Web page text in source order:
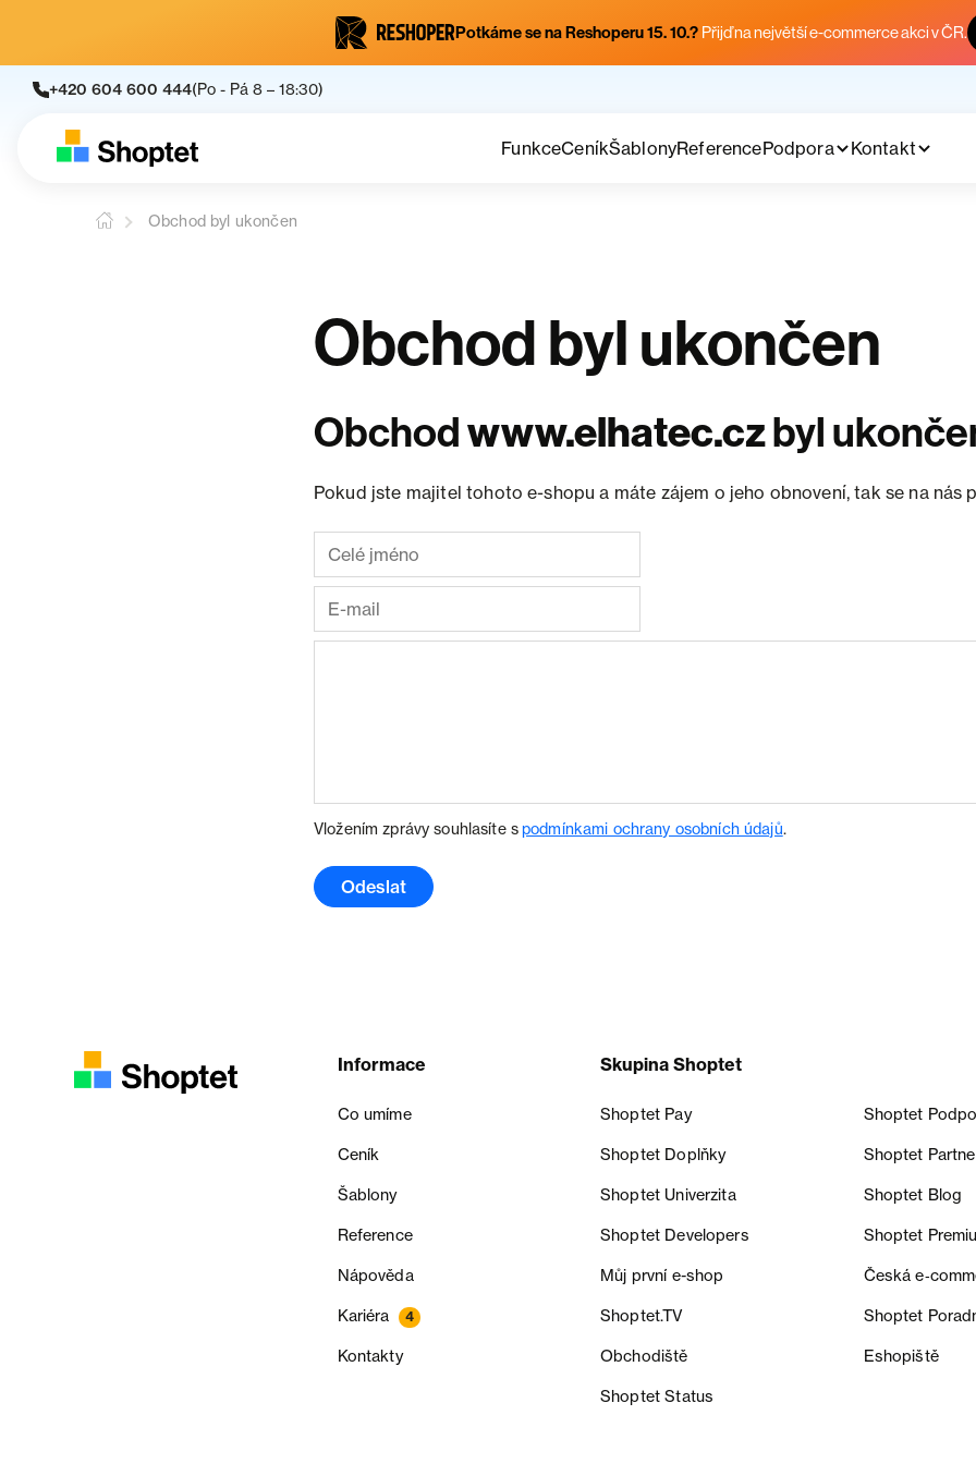
Potkáme se na Reshoperu 15. 10.? Přijď na největší e-commerce akci v ČR.
+420 604 600 444(Po - Pá 8 – 18:30)
FunkceCeníkŠablonyReferencePodpora Kontakt
Obchod byl ukončen
Obchod byl ukončen
Obchodwww.elhatec.czbyl
Pokud jste majitel tohoto e-shopu a máte zájem o jeho obnovení, tak se na nás
Vložením zprávy souhlasíte spodmínkami ochrany osobních údajů.
Odeslat
Informace
Co umíme
Ceník
Šablony
Reference
Nápověda
Kariéra 4
Kontakty
Skupina Shoptet
Shoptet Pay Shoptet
Shoptet Doplňky Shoptet
Shoptet Univerzita Shoptet Blog
Shoptet Developers Shoptet
Můj první e-shop Česká
Shoptet.TV Shoptet
Obchodiště Eshopiště
Shoptet Status